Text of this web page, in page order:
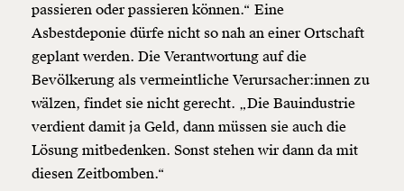
passieren oder passieren können.“ Eine
Asbestdeponie dürfe nicht so nah an einer Ortschaft
geplant werden. Die Verantwortung auf die
Bevölkerung als vermeintliche Verursacher:innen zu
wälzen, findet sie nicht gerecht. „Die Bauindustrie
verdient damit ja Geld, dann müssen sie auch die
Lösung mitbedenken. Sonst stehen wir dann da mit
diesen Zeitbomben.“